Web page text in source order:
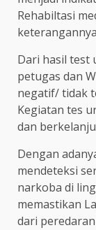
Rehabiltasi
Dari hasil test
petugas dan
negatif/ tidak
Kegiatan tes
dan
Dengan
mendeteksi
narkoba di
memastikan
dari